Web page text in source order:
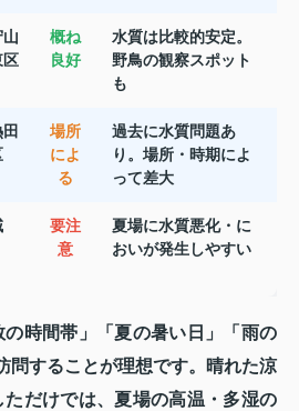
区
概ね
良好
水質は比較的安定。
野鳥の観察スポット
も
場所
によ
る
過去に水質問題あ
り。場所・時期によ
って差大
要注
意
夏場に水質悪化・に
おいが発生しやすい
時間帯」「夏の暑い日」「雨の
問することが理想です。晴れた涼
ただけでは、夏場の高温・多湿の